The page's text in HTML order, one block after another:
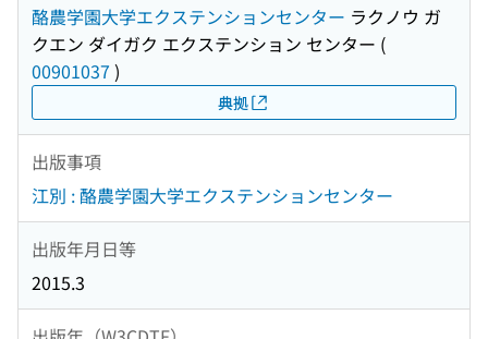
酪農学園大学エクステンションセンター ラクノウ ガ
クエン ダイガク エクステンション センター (
00901037 )
典拠
出版事項
江別 : 酪農学園大学エクステンションセンター
出版年月日等
2015.3